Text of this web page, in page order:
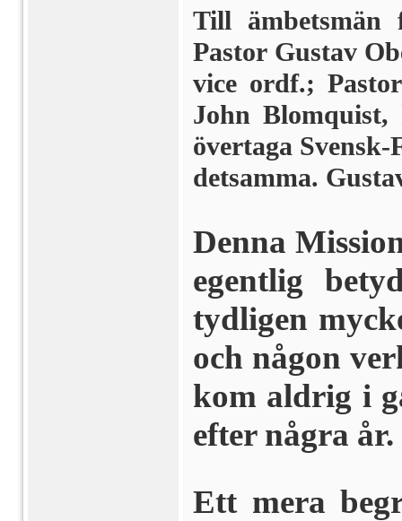
Till ämbetsmän
Pastor Gustav
vice ordf.;
John Blomquist,
övertaga
detsamma.
Denna
egentlig
tydligen
och någon
kom aldrig i
efter några år.
Ett mera